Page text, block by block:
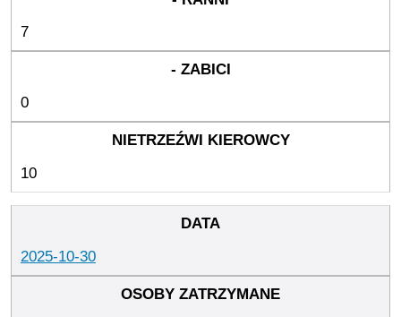
7
0
10
2025-10-30